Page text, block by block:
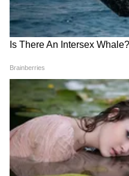
3
Image Credit : StockPhoto
बजाज प्लॅटिना १००
रोज जास्त प्रवास